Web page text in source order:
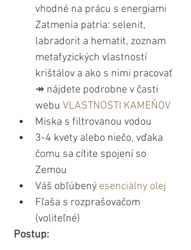
vhodné na prácu s energiami
Zatmenia patria: selenit,
labradorit a hematit, zoznam
metafyzických vlastností
krištálov a ako s nimi pracovať
↠ nájdete podrobne v časti
webu VLASTNOSTI KAMEŇOV
Miska s filtrovanou vodou
3-4 kvety alebo niečo, vďaka
čomu sa cítite spojení so
Zemou
Váš obľúbený esenciálny olej
Fľaša s rozprašovačom
(voliteľné)
Postup: